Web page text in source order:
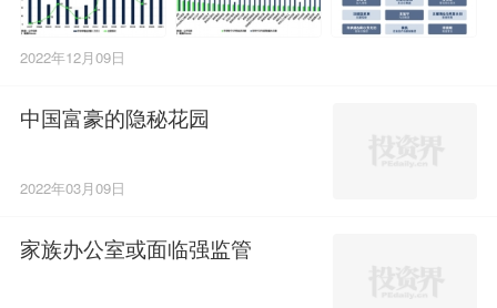
2022年12月09日
中国富豪的隐秘花园
2022年03月09日
家族办公室或面临强监管